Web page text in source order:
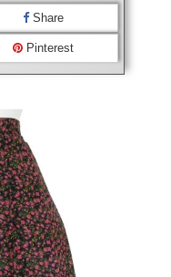
Share
Pinterest